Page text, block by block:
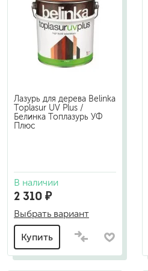
Лазурь для дерева Belinka
Toplasur UV Plus /
Белинка Топлазурь УФ
Плюс
В наличии
2 310 ₽
Выбрать вариант
Купить